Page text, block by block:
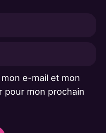
e-mail et mon
pour mon prochain